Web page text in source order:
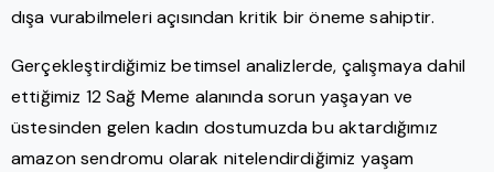
dışa vurabilmeleri açısından kritik bir öneme sahiptir.
Gerçekleştirdiğimiz betimsel analizlerde, çalışmaya dahil
ettiğimiz 12 Sağ Meme alanında sorun yaşayan ve
üstesinden gelen kadın dostumuzda bu aktardığımız
amazon sendromu olarak nitelendirdiğimiz yaşam